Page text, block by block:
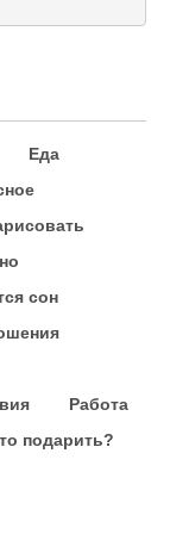
Еда
сон
Работа
подарить?